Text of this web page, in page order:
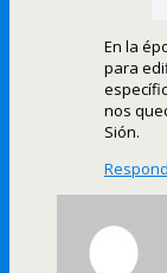
En la
para
nos
Sión.